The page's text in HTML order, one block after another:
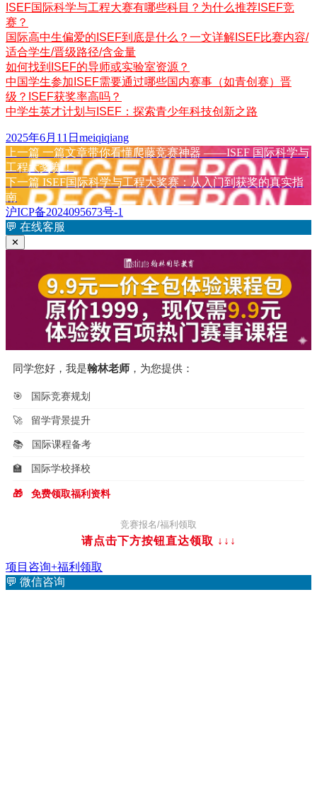
ISEF国际科学与工程大赛有哪些科目？为什么推荐ISEF竞
赛？
国际高中生偏爱的ISEF到底是什么？一文详解ISEF比赛内容/
适合学生/晋级路径/含金量
如何找到ISEF的导师或实验室资源？
中国学生参加ISEF需要通过哪些国内赛事（如青创赛）晋
级？ISEF获奖率高吗？
中学生英才计划与ISEF：探索青少年科技创新之路
发
布
于
2025年6月11日 作
者
meiqiqiang
文
章
导
航
上一篇 上
篇
文
章：
一篇文章带你看懂爬藤竞赛神器 ——ISEF 国际科学与
工程大奖赛！
下一篇 下
篇
文
章：
ISEF国际科学与工程大奖赛：从入门到获奖的真实指
南
沪ICP备2024095673号-1
💬 在线客服
✕
同学您好，我是翰林老师 ，为您提供：
🎯 国际竞赛规划
🚀 留学背景提升
📚 国际课程备考
🏫 国际学校择校
🎁 免费领取福利资料
竞赛报名/福利领取
请点击下方按钮直达领取 ↓↓↓
项目咨询+福利领取
💬 微信咨询